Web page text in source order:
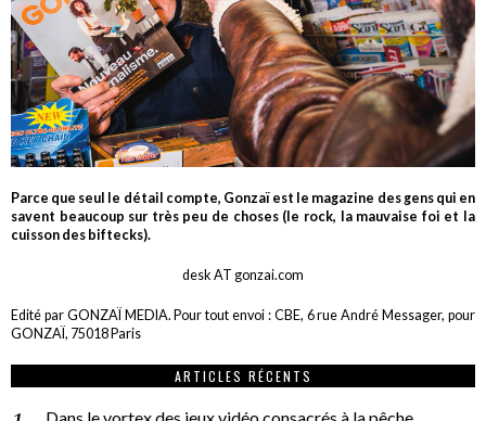
Parce que seul le détail compte, Gonzaï est le magazine des gens qui en
savent beaucoup sur très peu de choses (le rock, la mauvaise foi et la
cuisson des biftecks).
desk AT gonzai.com
Edité par GONZAÏ MEDIA. Pour tout envoi : CBE, 6 rue André Messager, pour
GONZAÏ, 75018 Paris
ARTICLES RÉCENTS
Dans le vortex des jeux vidéo consacrés à la pêche